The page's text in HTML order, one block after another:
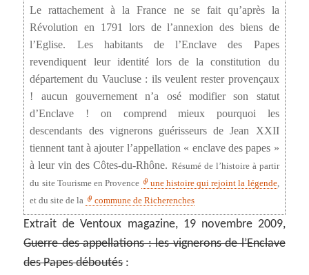
Le rattachement à la France ne se fait qu’après la
Révolution en 1791 lors de l’annexion des biens de
l’Eglise. Les habitants de l’Enclave des Papes
revendiquent leur identité lors de la constitution du
département du Vaucluse : ils veulent rester provençaux
! aucun gouvernement n’a osé modifier son statut
d’Enclave ! on comprend mieux pourquoi les
descendants des vignerons guérisseurs de Jean XXII
tiennent tant à ajouter l’appellation « enclave des papes »
à leur vin des Côtes-du-Rhône. Résumé de l’histoire à partir
du site Tourisme en Provence
une histoire qui rejoint la légende,
et du site de la
commune de Richerenches
Extrait de Ventoux magazine, 19 novembre 2009,
Guerre des appellations : les vignerons de l’Enclave
des Papes déboutés: